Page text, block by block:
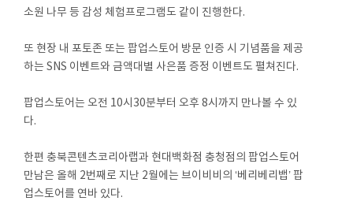
소원 나무 등 감성 체험프로그램도 같이 진행한다.
또 현장 내 포토존 또는 팝업스토어 방문 인증 시 기념품을 제공
하는 SNS 이벤트와 금액대별 사은품 증정 이벤트도 펼쳐진다.
팝업스토어는 오전 10시30분부터 오후 8시까지 만나볼 수 있
다.
한편 충북콘텐츠코리아랩과 현대백화점 충청점의 팝업스토어
만남은 올해 2번째로 지난 2월에는 브이비비의 ‘베리베리뱁’ 팝
업스토어를 연바 있다.